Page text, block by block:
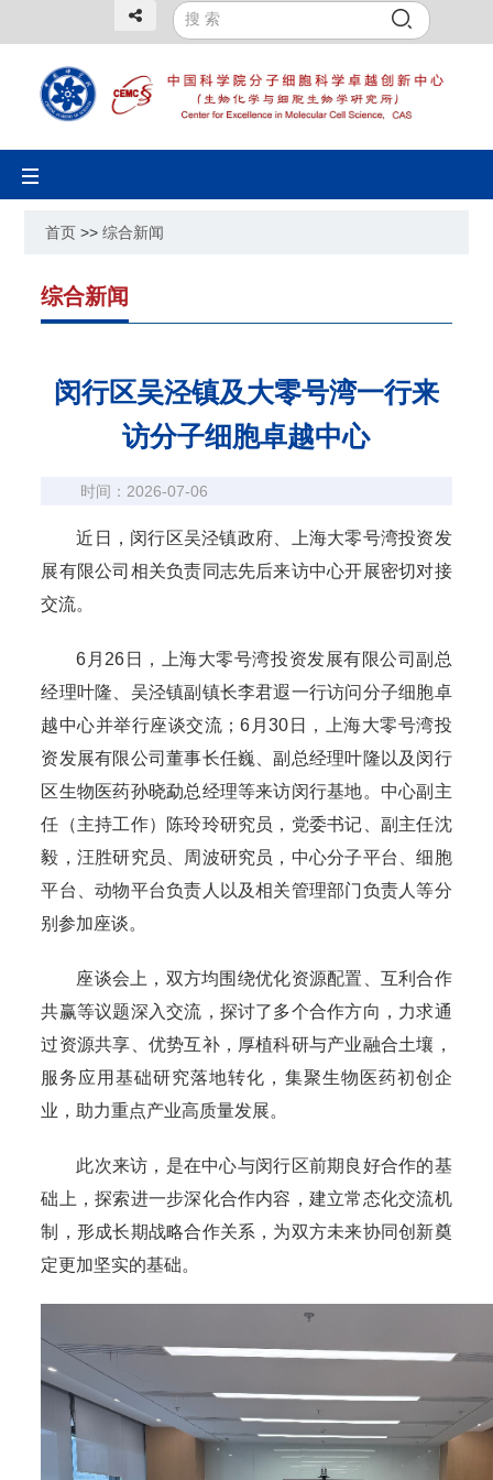
Toggle
navigation
首页 >>综合新闻
综合新闻
闵行区吴泾镇及大零号湾一行来
访分子细胞卓越中心
时间：2026-07-06
近日，闵行区吴泾镇政府、上海大零号湾投资发
展有限公司相关负责同志先后来访中心开展密切对接
交流。
6月26日，上海大零号湾投资发展有限公司副总
经理叶隆、吴泾镇副镇长李君遐一行访问分子细胞卓
越中心并举行座谈交流；6月30日，上海大零号湾投
资发展有限公司董事长任巍、副总经理叶隆以及闵行
区生物医药孙晓勐总经理等来访闵行基地。中心副主
任（主持工作）陈玲玲研究员，党委书记、副主任沈
毅，汪胜研究员、周波研究员，中心分子平台、细胞
平台、动物平台负责人以及相关管理部门负责人等分
别参加座谈。
座谈会上，双方均围绕优化资源配置、互利合作
共赢等议题深入交流，探讨了多个合作方向，力求通
过资源共享、优势互补，厚植科研与产业融合土壤，
服务应用基础研究落地转化，集聚生物医药初创企
业，助力重点产业高质量发展。
此次来访，是在中心与闵行区前期良好合作的基
础上，探索进一步深化合作内容，建立常态化交流机
制，形成长期战略合作关系，为双方未来协同创新奠
定更加坚实的基础。